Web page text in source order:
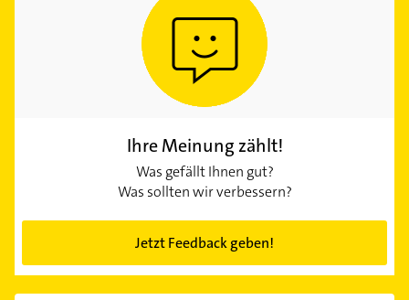
Ihre Meinung zählt!
Was gefällt Ihnen gut?
Was sollten wir verbessern?
Jetzt Feedback geben!